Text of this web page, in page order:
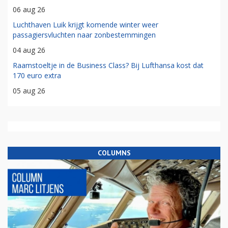
06 aug 26
Luchthaven Luik krijgt komende winter weer
passagiersvluchten naar zonbestemmingen
04 aug 26
Raamstoeltje in de Business Class? Bij Lufthansa kost dat
170 euro extra
05 aug 26
COLUMNS